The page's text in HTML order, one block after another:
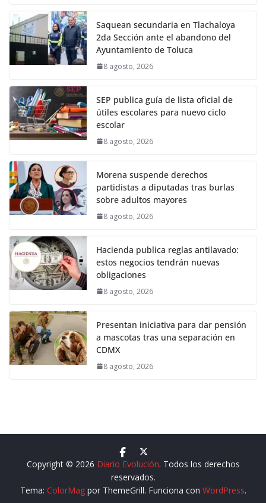
Saquean secundaria en Tlachaloya
2da Sección ante el abandono del
Ayuntamiento de Toluca
8 agosto, 2026
SEP publica guía de lista oficial de
útiles escolares para nuevo ciclo
escolar
8 agosto, 2026
Morena suspende derechos
partidistas a diputadas tras burlas
sobre adultos mayores
8 agosto, 2026
Hacienda publica reglas antilavado:
estos negocios tendrán nuevas
obligaciones
8 agosto, 2026
Presentan iniciativa para dar pensión
a mascotas tras una separación en
CDMX
8 agosto, 2026
Copyright © 2026 Diario Evolución. Todos los derechos
reservados.
Tema: ColorMagpor ThemeGrill. Funciona con WordPress.